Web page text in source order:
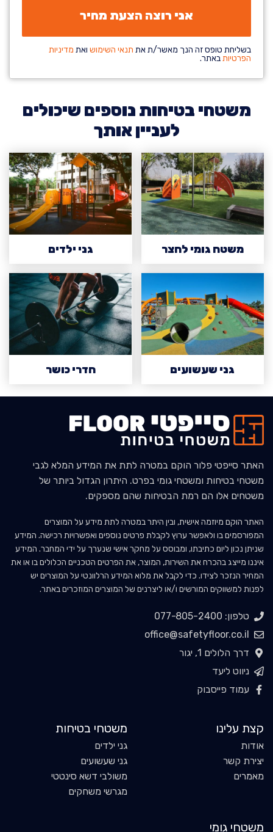
בשליחת טופס זה הנך מאשר/ת את תנאי השימוש ואת מדיניות
הפרטיותבאתר.
משטחי בטיחות נוספים שיכולים
לעניין אותך
משטח גומי לחצר גני ילדים
גני שעשועים חדרי כושר
האתר סייפטי פלור הוקם במטרה לתת את המידע המלא לגבי
משטחי בטיחות ומשטחי גומי בפרט. היתרון הגדול ביותר של
משטחים אלו הם רמת הבטיחות שהם מספקים.
האתר הוקם מיוזמה אישית, ובין היתר במטרה לתת מידע על המוצרים
המפורסמים בו ולאפשר ערוץ לקבלת פרטים נוספים ואפשרויות רכישה. המידע
שניתן נכון ליום כתיבתו, ומבוסס על מחקר אישי שנערך על ידי המחבר. המידע
איננו מייצג בהכרח את השירות, המוצר, את הפרטים הטכניים הכלולים בו או את
המחיר הנזכר לצידו. כדי לקבל את מלוא המידע הרלוונטי על המוצרים יש
לפנות למשווקים המורשים ו/או ליצרנים של המוצרים המוזכרים באתר.
טלפון: 077-805-2400
office@safetyfloor.co.il
דרך הלולים 1, יגור
ניווט ליעד
עמוד פייסבוק
קצת עלינו
אודות
יצירת קשר
מאמרים
משטחי בטיחות
גני ילדים
גני שעשועים
משולבי דשא סינטטי
מגרשי משחקים
משטחי גומי